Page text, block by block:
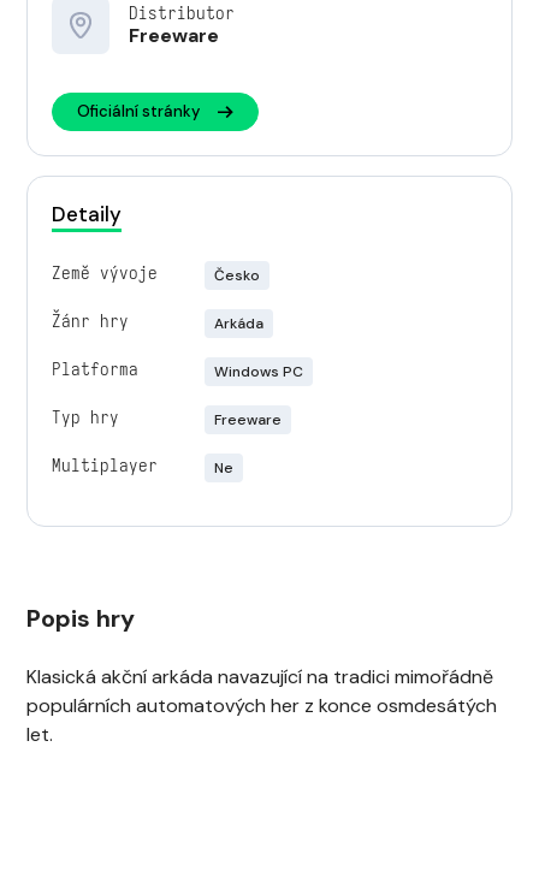
Distributor
Freeware
Oficiální stránky
Detaily
Země vývoje Česko
Žánr hry Arkáda
Platforma Windows PC
Typ hry Freeware
Multiplayer Ne
Popis hry
Klasická akční arkáda navazující na tradici mimořádně
populárních automatových her z konce osmdesátých
let.